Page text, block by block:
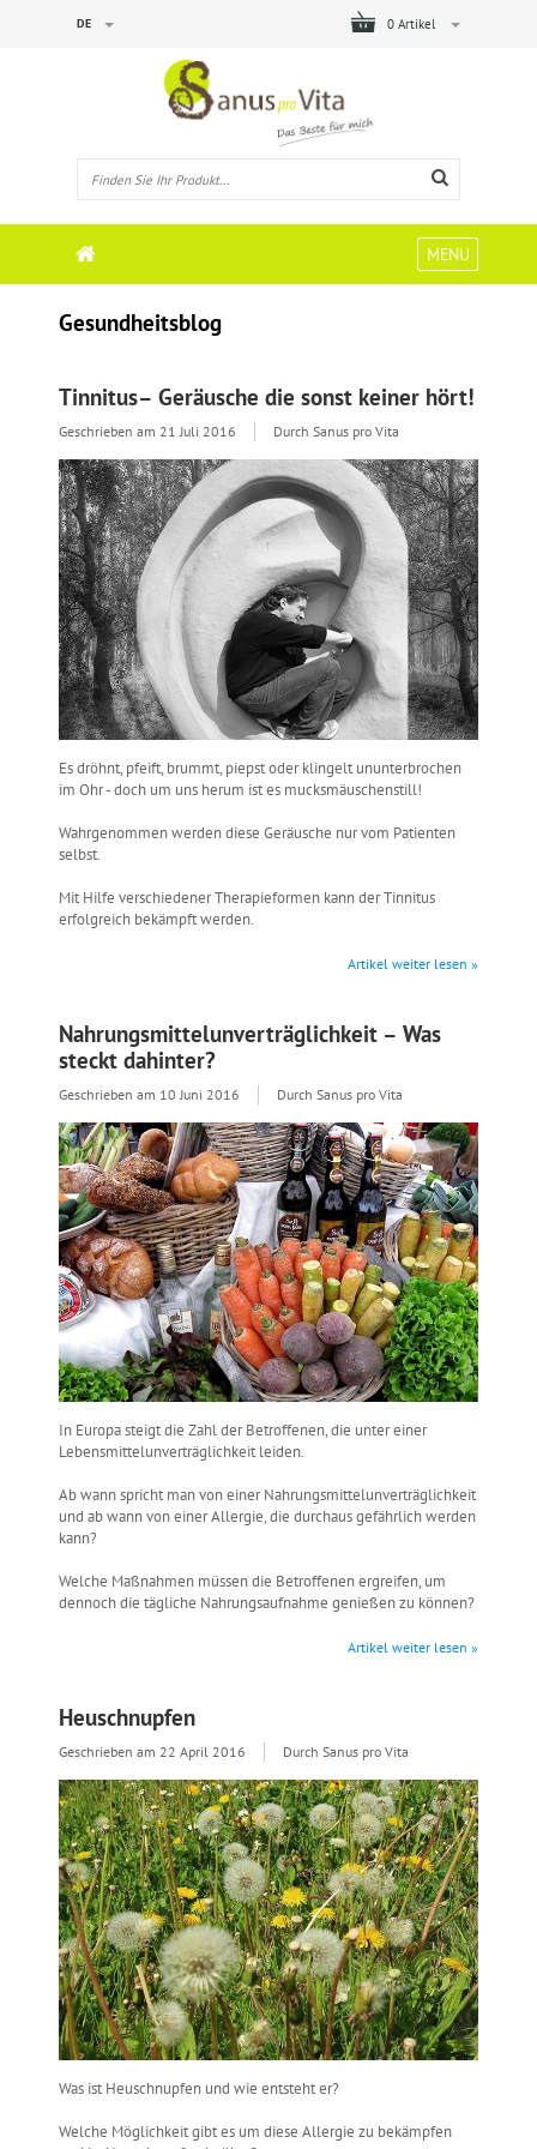
0 Artikel
DE
MENU
Gesundheitsblog
Tinnitus– Geräusche die sonst keiner hört!
Geschrieben am 21 Juli 2016 Durch Sanus pro Vita
Es dröhnt, pfeift, brummt, piepst oder klingelt ununterbrochen
im Ohr - doch um uns herum ist es mucksmäuschenstill!
Wahrgenommen werden diese Geräusche nur vom Patienten
selbst.
Mit Hilfe verschiedener Therapieformen kann der Tinnitus
erfolgreich bekämpft werden.
Artikel weiter lesen »
Nahrungsmittelunverträglichkeit – Was
steckt dahinter?
Geschrieben am 10 Juni 2016 Durch Sanus pro Vita
In Europa steigt die Zahl der Betroffenen, die unter einer
Lebensmittelunverträglichkeit leiden.
Ab wann spricht man von einer Nahrungsmittelunverträglichkeit
und ab wann von einer Allergie, die durchaus gefährlich werden
kann?
Welche Maßnahmen müssen die Betroffenen ergreifen, um
dennoch die tägliche Nahrungsaufnahme genießen zu können?
Artikel weiter lesen »
Heuschnupfen
Geschrieben am 22 April 2016 Durch Sanus pro Vita
Was ist Heuschnupfen und wie entsteht er?
Welche Möglichkeit gibt es um diese Allergie zu bekämpfen